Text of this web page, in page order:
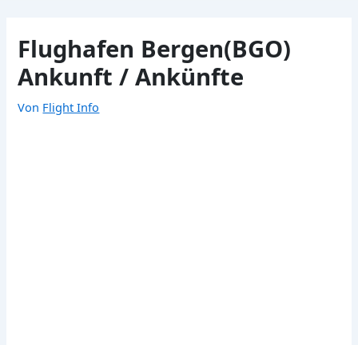
Flughafen Bergen(BGO)
Ankunft / Ankünfte
Von Flight Info